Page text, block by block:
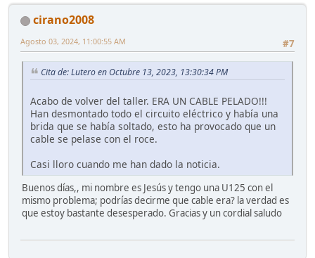
cirano2008
#7
Agosto 03, 2024, 11:00:55 AM
Cita de: Lutero en Octubre 13, 2023, 13:30:34 PM
Acabo de volver del taller. ERA UN CABLE PELADO!!!
Han desmontado todo el circuito eléctrico y había una
brida que se había soltado, esto ha provocado que un
cable se pelase con el roce.
Casi lloro cuando me han dado la noticia.
Buenos días,, mi nombre es Jesús y tengo una U125 con el
mismo problema; podrías decirme que cable era? la verdad es
que estoy bastante desesperado. Gracias y un cordial saludo